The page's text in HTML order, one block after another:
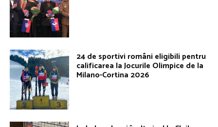
24 de sportivi români eligibili pentru
calificarea la Jocurile Olimpice de la
Milano-Cortina 2026